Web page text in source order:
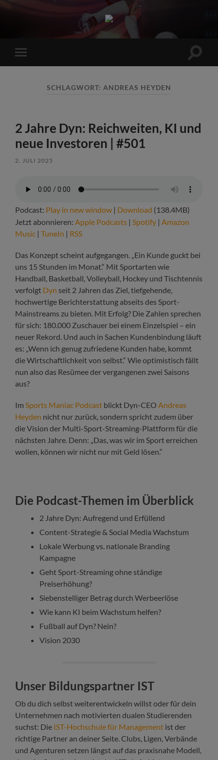
Sports
Maniac
Mobile-
Menü
SCHLAGWORT: ANDREAS HEYDEN
2 Jahre Dyn: Reichweiten, KI und
neue Investoren | #501
2. JULI 2025
Podcast: Play in new window | Download (138.4MB)
Jetzt abonnieren:Apple Podcasts |Spotify |Amazon
Music |TuneIn | RSS
Das Konzept scheint aufgegangen. „Ein Kunde guckt bei
uns 15 Stunden im Monat.“ Mit Sportarten wie
Handball, Basketball, Volleyball, Hockey und Tischtennis
verfolgt Dyn seit 2 Jahren das Ziel, tiefgehende,
hochwertige Berichterstattung abseits des Sport-
Mainstreams zu bieten. Mit Erfolg? Die Zahlen sprechen
für sich: 180.000 Zuschauer bei einem Einzelspiel – ein
neuer Rekord. Und auch in Sachen Kundenbindung läuft
es: „Wenn ich genug zufriedene Kunden habe, kommt
die Wirtschaftlichkeit von selbst.“ Wie optimistisch fällt
nun also das Resümee der vergangenen zwei Saisons
aus?
ImSports Maniac Podcast blickt Dyn-CEOAndreas
Heyden nicht nur zurück, sondern spricht zudem über
die Vision der Multi-Sport-Streaming-Plattform für die
nächsten Jahre. Denn: „Das, was wir imSporterreichen
wollen, können wir nicht nur mit Geld lösen.“
Die Podcast-Themen im Überblick
2 Jahre Dyn: Aufregend und Erfüllend
Content-Strategie & Social Media Wachstum
Lokale Werbung vs. nationale Branding
Kampagne
Geht Sport-Streaming ohne ständige
Preiserhöhung?
Siebenstelliger Betrag durch Werbeerlöse
Wie kann KI beim Wachstum helfen?
Fußball auf Dyn? Nein?
Vision 2030
Unser Bildungspartner IST
Ob du dich selbst weiterentwickeln willst oder für dein
Unternehmen nach motivierten dualen Studierenden
suchst: Die IST-Hochschule für Management ist der
richtige Partner an deiner Seite. Clubs, Ligen, Verbände
und Agenturen setzen längst auf das praxisnahe Modell,